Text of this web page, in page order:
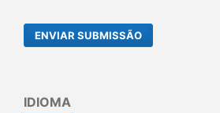
ENVIAR SUBMISSÃO
IDIOMA